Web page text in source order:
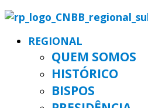
REGIONAL
QUEM SOMOS
HISTÓRICO
BISPOS